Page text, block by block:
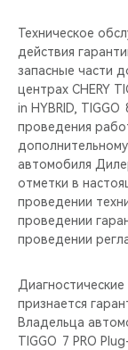
Техническое
действия
запасные части
центрах CHERY
in HYBRID,
проведения
автомобиля
отметки в
проведении
проведении
проведении
признается
Владельца
TIGGO 7 PRO